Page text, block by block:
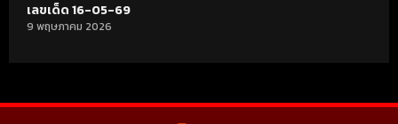
เลขเด็ด 16-05-69
9 พฤษภาคม 2026